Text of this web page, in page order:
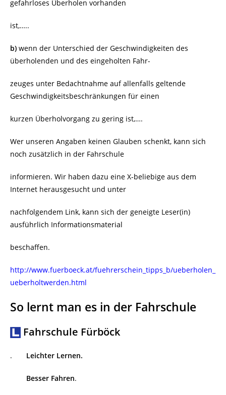
gefahrloses Überholen vorhanden
ist,…..
b) wenn der Unterschied der Geschwindigkeiten des
überholenden und des eingeholten Fahr-
zeuges unter Bedachtnahme auf allenfalls geltende
Geschwindigkeitsbeschränkungen für einen
kurzen Überholvorgang zu gering ist,….
Wer unseren Angaben keinen Glauben schenkt, kann sich
noch zusätzlich in der Fahrschule
informieren. Wir haben dazu eine X-beliebige aus dem
Internet herausgesucht und unter
nachfolgendem Link, kann sich der geneigte Leser(in)
ausführlich Informationsmaterial
beschaffen.
http://www.fuerboeck.at/fuehrerschein_tipps_b/ueberholen_
ueberholtwerden.html
So lernt man es in der Fahrschule
Fahrschule Fürböck
. Leichter Lernen.
Besser Fahren.